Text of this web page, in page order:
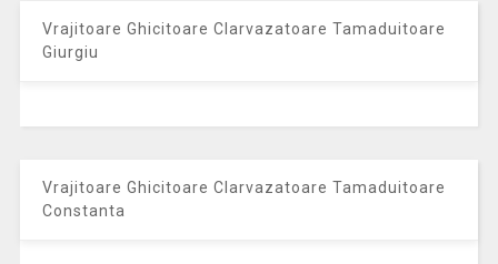
Vrajitoare Ghicitoare Clarvazatoare Tamaduitoare
Giurgiu
Vrajitoare Ghicitoare Clarvazatoare Tamaduitoare
Constanta